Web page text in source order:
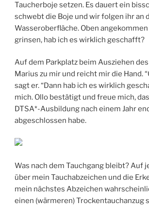
Taucherboje setzen. Es dauert ein
schwebt die Boje und wir folgen ihr an
Wasseroberfläche. Oben
grinsen, hab ich es wirklich geschafft?
Auf dem Parkplatz beim Ausziehen
Marius zu mir und reicht mir die Hand.
sagt er. “Dann hab ich es wirklich
mich. Ollo bestätigt und freue mich,
DTSA*-Ausbildung nach einem Jahr
abgeschlossen habe.
Was nach dem Tauchgang bleibt? Auf
über mein Tauchabzeichen und die
mein nächstes Abzeichen
einen (wärmeren) Trockentauchanzug